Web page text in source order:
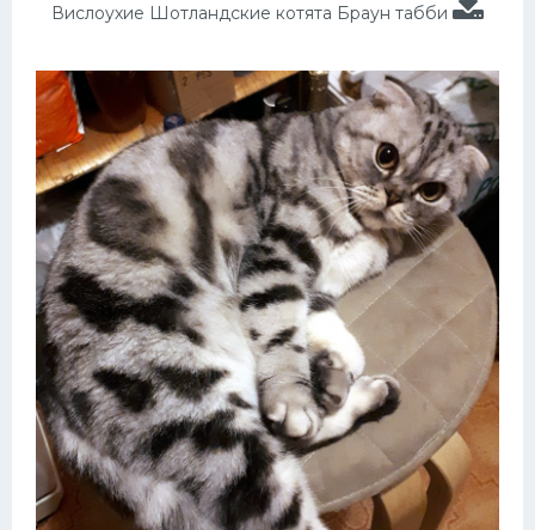
Вислоухие Шотландские котята Браун табби